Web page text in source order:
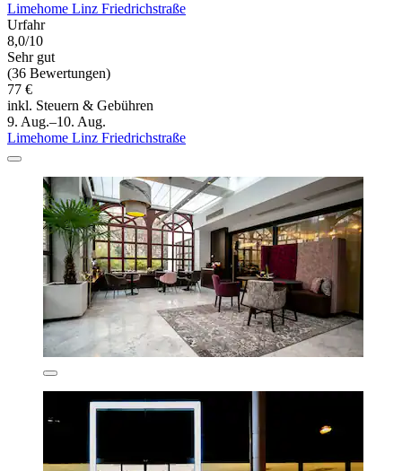
Limehome Linz Friedrichstraße
Urfahr
8,0/10
Sehr gut
(36 Bewertungen)
77 €
inkl. Steuern & Gebühren
9. Aug.–10. Aug.
Limehome Linz Friedrichstraße